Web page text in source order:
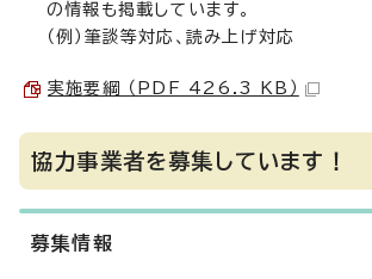
の情報も掲載しています。
（例）筆談等対応、読み上げ対応
実施要綱 （PDF 426.3 KB）
協力事業者を募集しています！
募集情報